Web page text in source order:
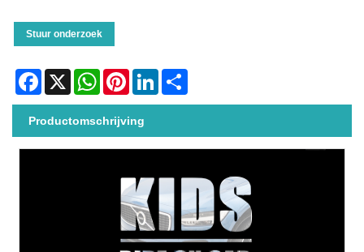
Stuur onderzoek
Facebook
X WhatsAppPinterestLinkedIn
Productomschrijving